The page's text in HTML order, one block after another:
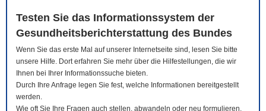
Testen Sie das Informationssystem der
Gesundheitsberichterstattung des Bundes
Wenn Sie das erste Mal auf unserer Internetseite sind, lesen Sie bitte
unsere Hilfe. Dort erfahren Sie mehr über die Hilfestellungen, die wir
Ihnen bei Ihrer Informationssuche bieten.
Durch Ihre Anfrage legen Sie fest, welche Informationen bereitgestellt
werden.
Wie oft Sie Ihre Fragen auch stellen, abwandeln oder neu formulieren,